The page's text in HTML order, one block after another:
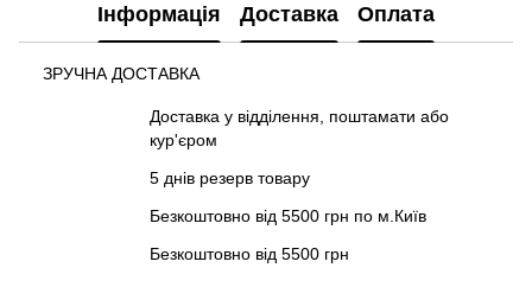
Інформація Доставка Оплата
ЗРУЧНА ДОСТАВКА
Доставка у відділення, поштамати або
кур'єром
5 днів резерв товару
Безкоштовно від 5500 грн по м.Київ
Безкоштовно від 5500 грн